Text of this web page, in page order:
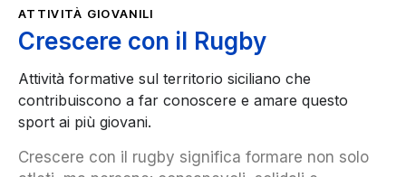
ATTIVITÀ GIOVANILI
Crescere con il Rugby
Attività formative sul territorio siciliano che
contribuiscono a far conoscere e amare questo
sport ai più giovani.
Crescere con il rugby significa formare non solo